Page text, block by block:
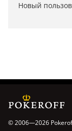
Новый
© 2006—2026